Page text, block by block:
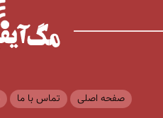
صفحه اصلی تماس با ما